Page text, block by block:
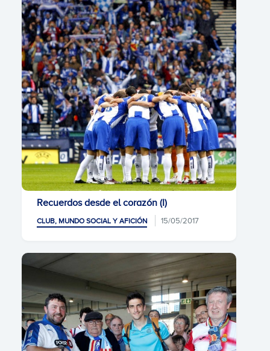
Recuerdos desde el corazón (I)
CLUB, MUNDO SOCIAL Y AFICIÓN 15/05/2017